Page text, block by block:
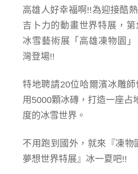
高雄人好幸福啊!!為迎接酷
吉卜力的動畫世界特展，
冰雪藝術展「高雄凍物園
灣登場!!
特地聘請20位哈爾濱冰雕師
用5000顆冰磚，打造一座占
度的冰雪世界。
不用跑到國外，就來『凍物
夢想世界特展』冰一夏吧!!